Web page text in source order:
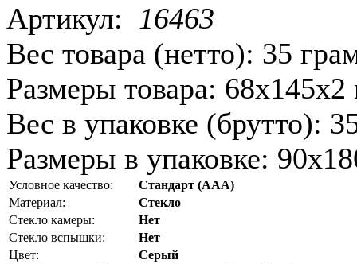
Артикул:
16463
Вес товара (нетто): 35
Размеры товара:
Вес в упаковке (брутто):
Размеры в упаковке:
Условное качество:
Стандарт (AAA)
Материал:
Стекло
Стекло камеры:
Нет
Стекло вспышки:
Нет
Цвет:
Серый